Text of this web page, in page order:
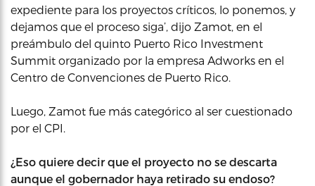
expediente para los proyectos críticos, lo ponemos, y
dejamos que el proceso siga’, dijo Zamot, en el
preámbulo del quinto Puerto Rico Investment
Summit organizado por la empresa Adworks en el
Centro de Convenciones de Puerto Rico.
Luego, Zamot fue más categórico al ser cuestionado
por el CPI.
¿Eso quiere decir que el proyecto no se descarta
aunque el gobernador haya retirado su endoso?